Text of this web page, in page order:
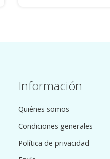
Información
Quiénes somos
Condiciones generales
Política de privacidad